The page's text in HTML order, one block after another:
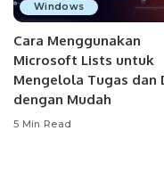
Windows
Cara Menggunakan
Microsoft Lists untuk
Mengelola Tugas dan
dengan Mudah
5 Min Read